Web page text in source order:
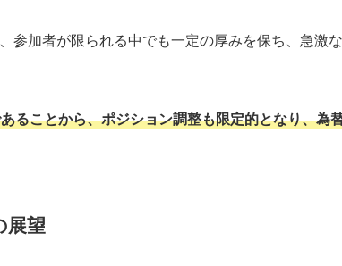
参加者が限られる中でも一定の厚みを保ち、急激
ることから、ポジション調整も限定的となり、為
展望